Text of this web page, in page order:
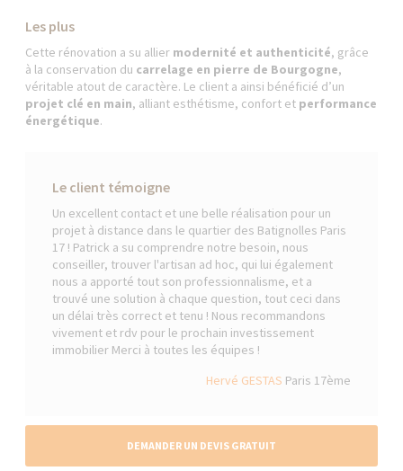
Les plus
Cette rénovation a su allier modernité et authenticité, grâce
à la conservation du carrelage en pierre de Bourgogne,
véritable atout de caractère. Le client a ainsi bénéficié d’un
projet clé en main, alliant esthétisme, confort et performance
énergétique.
Le client témoigne
Un excellent contact et une belle réalisation pour un
projet à distance dans le quartier des Batignolles Paris
17 ! Patrick a su comprendre notre besoin, nous
conseiller, trouver l'artisan ad hoc, qui lui également
nous a apporté tout son professionnalisme, et a
trouvé une solution à chaque question, tout ceci dans
un délai très correct et tenu ! Nous recommandons
vivement et rdv pour le prochain investissement
immobilier Merci à toutes les équipes !
Hervé GESTAS Paris 17ème
DEMANDER UN DEVIS GRATUIT